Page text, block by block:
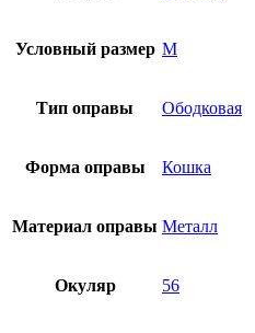
Условный размер M
Тип оправы Ободковая
Форма оправы Кошка
Материал оправы Металл
Окуляр 56